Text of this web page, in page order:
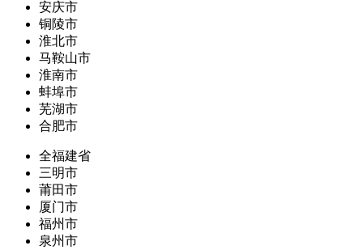
安庆市
铜陵市
淮北市
马鞍山市
淮南市
蚌埠市
芜湖市
合肥市
全福建省
三明市
莆田市
厦门市
福州市
泉州市